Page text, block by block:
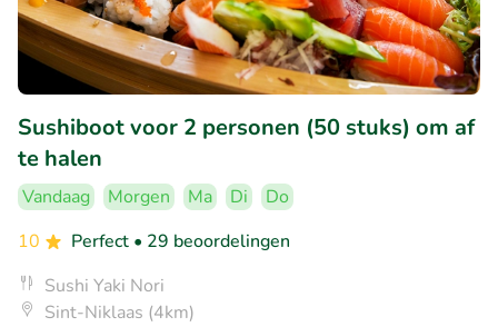
Sushiboot voor 2 personen (50 stuks) om af
te halen
Vandaag Morgen Ma Di
Do
10
Perfect • 29 beoordelingen
Sushi Yaki Nori
Sint-Niklaas (4km)